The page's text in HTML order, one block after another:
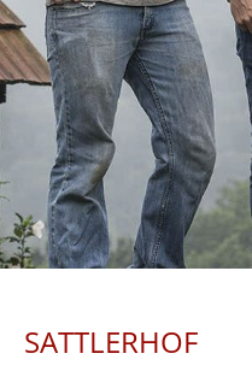
SATTLERHOF